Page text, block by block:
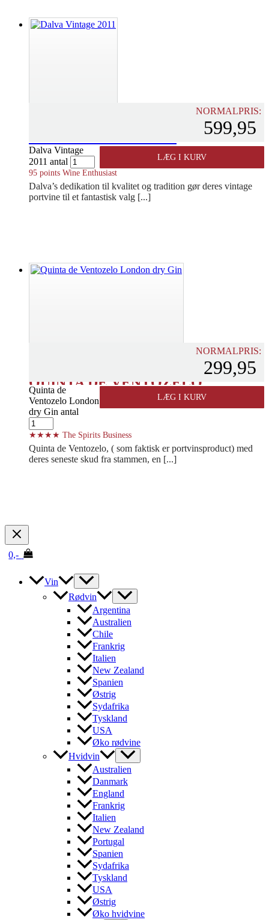
PORTUGAL - DOURO
95 points Wine Enthusiast
Dalva’s dedikation til kvalitet og tradition gør deres vintage
portvine til et fantastisk valg [...]
NORMALPRIS:
599,95
Dalva Vintage
2011 antal
LÆG I KURV
QUINTA DE VENTOZELO
LONDON DRY GIN
PORTUGAL - DOURO
★★★★ The Spirits Business
Quinta de Ventozelo, ( som faktisk er portvinsproduct) med
deres seneste skud fra stammen, en [...]
NORMALPRIS:
299,95
Quinta de
Ventozelo London
dry Gin antal
LÆG I KURV
0,-
Vin
Rødvin
Argentina
Australien
Chile
Frankrig
Italien
New Zealand
Spanien
Østrig
Sydafrika
Tyskland
USA
Øko rødvine
Hvidvin
Australien
Danmark
England
Frankrig
Italien
New Zealand
Portugal
Spanien
Sydafrika
Tyskland
USA
Østrig
Øko hvidvine